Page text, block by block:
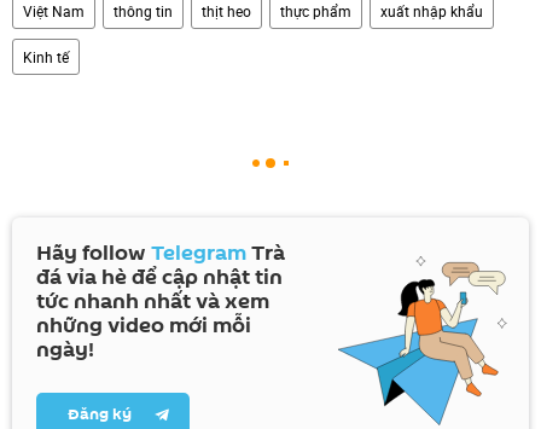
Việt Nam thông tin thịt heo thực phẩm xuất nhập khẩu
Kinh tế
Hãy follow TelegramTrà
đá vỉa hè để cập nhật tin
tức nhanh nhất và xem
những video mới mỗi
ngày!
Đăng ký